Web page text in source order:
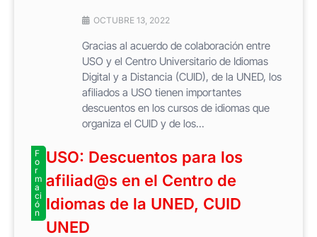
OCTUBRE 13, 2022
Gracias al acuerdo de colaboración entre
USO y el Centro Universitario de Idiomas
Digital y a Distancia (CUID), de la UNED, los
afiliados a USO tienen importantes
descuentos en los cursos de idiomas que
organiza el CUID y de los...
F
o
r
m
a
ci
ó
n
USO: Descuentos para los
afiliad@s en el Centro de
Idiomas de la UNED, CUID
UNED